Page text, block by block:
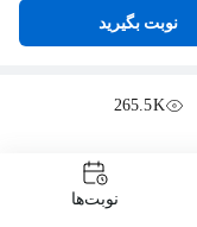
نوبت بگیرید
265.5K
(ارتوپدی)نوبت‌ها